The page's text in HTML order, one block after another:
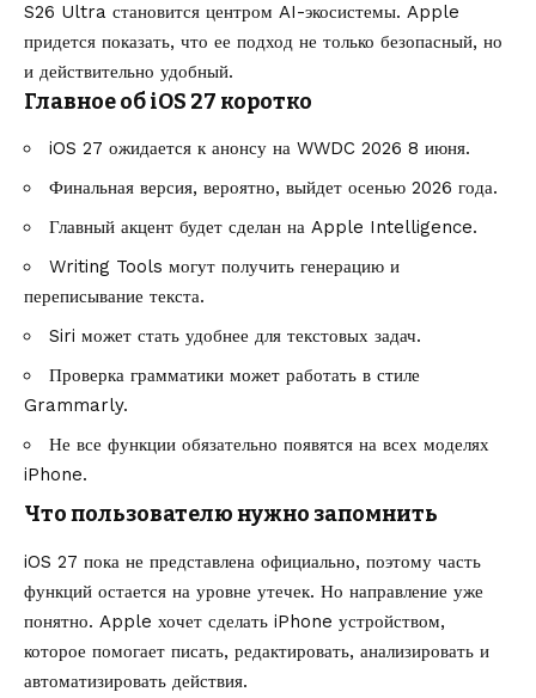
S26 Ultra становится центром AI-экосистемы. Apple
придется показать, что ее подход не только безопасный, но
и действительно удобный.
Главное об iOS 27 коротко
iOS 27 ожидается к анонсу на WWDC 2026 8 июня.
Финальная версия, вероятно, выйдет осенью 2026 года.
Главный акцент будет сделан на Apple Intelligence.
Writing Tools могут получить генерацию и
переписывание текста.
Siri может стать удобнее для текстовых задач.
Проверка грамматики может работать в стиле
Grammarly.
Не все функции обязательно появятся на всех моделях
iPhone.
Что пользователю нужно запомнить
iOS 27 пока не представлена официально, поэтому часть
функций остается на уровне утечек. Но направление уже
понятно. Apple хочет сделать iPhone устройством,
которое помогает писать, редактировать, анализировать и
автоматизировать действия.